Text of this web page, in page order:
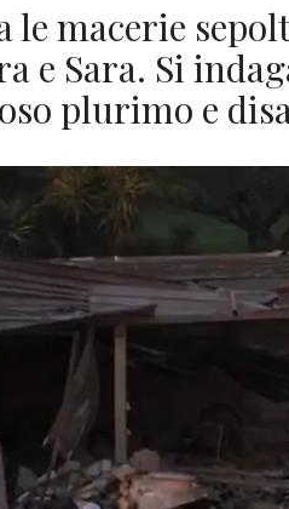
le macerie
e Sara. Si
plurimo e